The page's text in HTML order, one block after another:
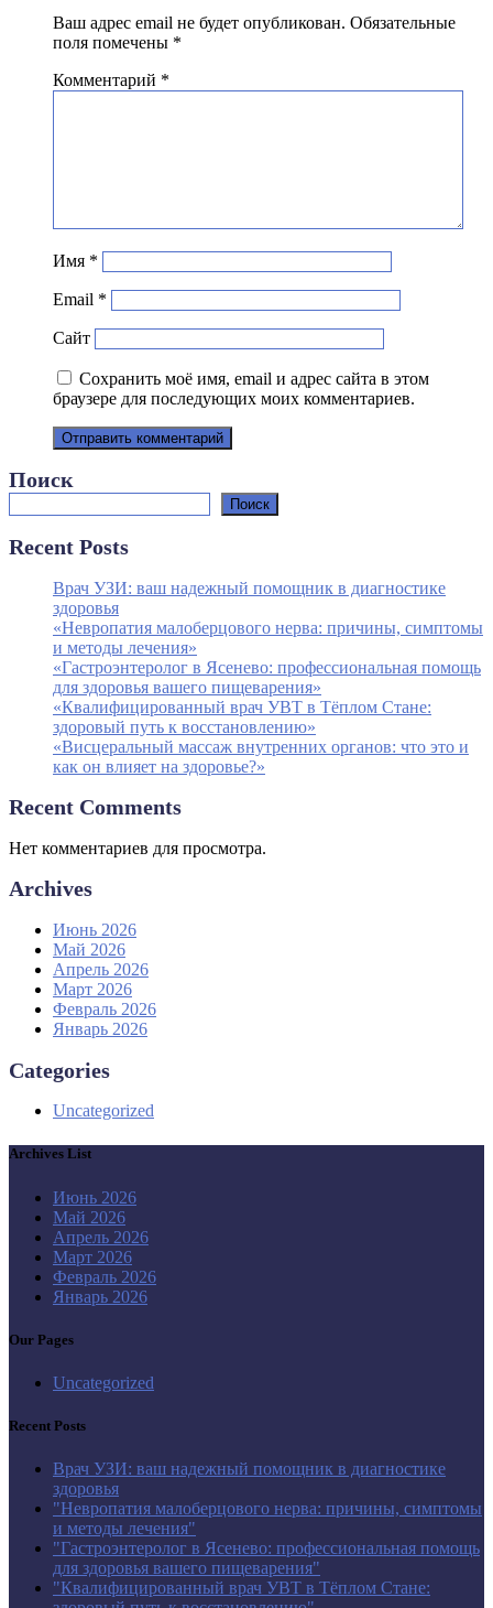
записям
Ваш адрес email не будет опубликован. Обязательные
поля помечены *
Комментарий *
Имя *
Email *
Сайт
Сохранить моё имя, email и адрес сайта в этом
браузере для последующих моих комментариев.
Поиск
Поиск
Recent Posts
Врач УЗИ: ваш надежный помощник в диагностике
здоровья
«Невропатия малоберцового нерва: причины, симптомы
и методы лечения»
«Гастроэнтеролог в Ясенево: профессиональная помощь
для здоровья вашего пищеварения»
«Квалифицированный врач УВТ в Тёплом Стане:
здоровый путь к восстановлению»
«Висцеральный массаж внутренних органов: что это и
как он влияет на здоровье?»
Recent Comments
Нет комментариев для просмотра.
Archives
Июнь 2026
Май 2026
Апрель 2026
Март 2026
Февраль 2026
Январь 2026
Categories
Uncategorized
Archives List
Июнь 2026
Май 2026
Апрель 2026
Март 2026
Февраль 2026
Январь 2026
Our Pages
Uncategorized
Recent Posts
Врач УЗИ: ваш надежный помощник в диагностике
здоровья
"Невропатия малоберцового нерва: причины, симптомы
и методы лечения"
"Гастроэнтеролог в Ясенево: профессиональная помощь
для здоровья вашего пищеварения"
"Квалифицированный врач УВТ в Тёплом Стане: